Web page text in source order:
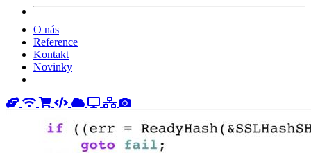
O nás
Reference
Kontakt
Novinky